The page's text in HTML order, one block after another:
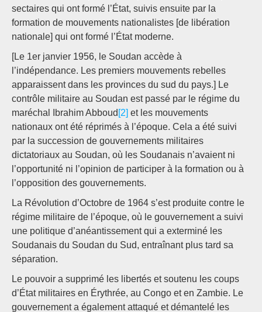
sectaires qui ont formé l’État, suivis ensuite par la
formation de mouvements nationalistes [de libération
nationale] qui ont formé l’État moderne.
[Le 1er janvier 1956, le Soudan accède à
l’indépendance. Les premiers mouvements rebelles
apparaissent dans les provinces du sud du pays.] Le
contrôle militaire au Soudan est passé par le régime du
maréchal Ibrahim Abboud [2] et les mouvements
nationaux ont été réprimés à l’époque. Cela a été suivi
par la succession de gouvernements militaires
dictatoriaux au Soudan, où les Soudanais n’avaient ni
l’opportunité ni l’opinion de participer à la formation ou à
l’opposition des gouvernements.
La Révolution d’Octobre de 1964 s’est produite contre le
régime militaire de l’époque, où le gouvernement a suivi
une politique d’anéantissement qui a exterminé les
Soudanais du Soudan du Sud, entraînant plus tard sa
séparation.
Le pouvoir a supprimé les libertés et soutenu les coups
d’État militaires en Érythrée, au Congo et en Zambie. Le
gouvernement a également attaqué et démantelé les